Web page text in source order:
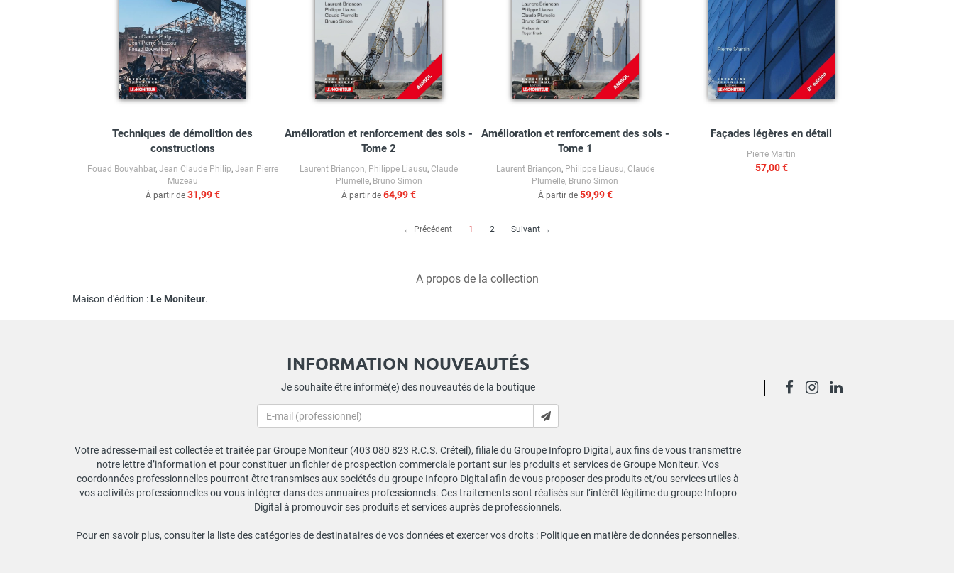
Techniques de démolition des
constructions
Fouad Bouyahbar, Jean Claude Philip, Jean Pierre
Muzeau
À partir de 31,99 €
Amélioration et renforcement des sols -
Tome 2
Laurent Briançon, Philippe Liausu,Claude
Plumelle, Bruno Simon
À partir de64,99 €
Amélioration et renforcement des sols -
Tome 1
Laurent Briançon, Philippe Liausu, Claude
Plumelle, Bruno Simon
À partir de 59,99 €
Façades légères en détail
Pierre Martin
57,00 €
← Précédent 1 (current)
2 Suivant →
A propos de la collection
Maison d'édition : Le Moniteur.
INFORMATION NOUVEAUTÉS
Je souhaite être informé(e) des nouveautés de la boutique
Votre adresse-mail est collectée et traitée par Groupe Moniteur (403 080 823 R.C.S. Créteil), filiale du Groupe Infopro Digital, aux fins de vous transmettre
notre lettre d’information et pour constituer un fichier de prospection commerciale portant sur les produits et services de Groupe Moniteur. Vos
coordonnées professionnelles pourront être transmises aux sociétés du groupe Infopro Digital afin de vous proposer des produits et/ou services utiles à
vos activités professionnelles ou vous intégrer dans des annuaires professionnels. Ces traitements sont réalisés sur l’intérêt légitime du groupe Infopro
Digital à promouvoir ses produits et services auprès de professionnels.
Pour en savoir plus, consulter la liste des catégories de destinataires de vos données et exercer vos droits : Politique en matière de données personnelles.